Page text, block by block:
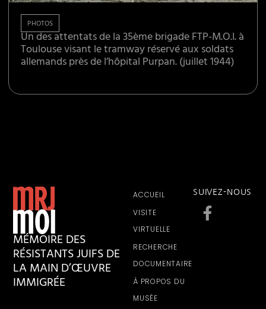
PHOTOS
Un des attentats de la 35ème brigade FTP-M.O.I. à
Toulouse visant le tramway réservé aux soldats
allemands près de l’hôpital Purpan. (juillet 1944)
MÉMOIRE DES
RÉSISTANTS JUIFS DE
LA MAIN D’ŒUVRE
IMMIGRÉE
ACCUEIL
VISITE
VIRTUELLE
RECHERCHE
DOCUMENTAIRE
À PROPOS DU
MUSÉE
SUIVEZ-NOUS